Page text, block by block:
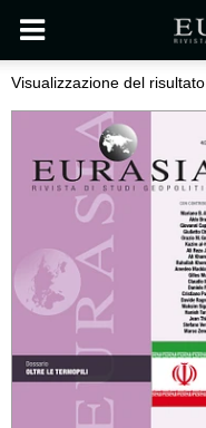
Visualizzazione del risultato